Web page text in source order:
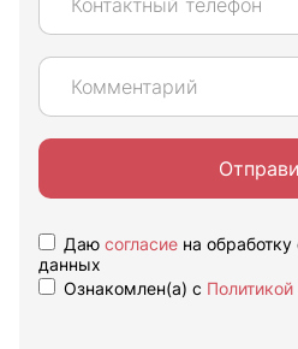
Даю согласие на
данных
Ознакомлен(а) с Политикой